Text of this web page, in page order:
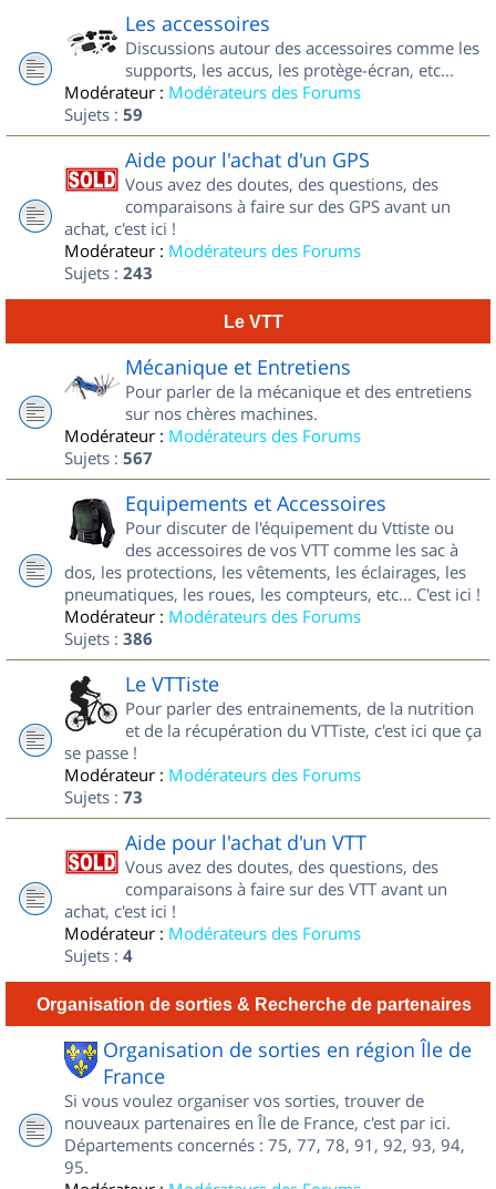
Les accessoires
Discussions autour des accessoires comme les
supports, les accus, les protège-écran, etc...
Modérateur : Modérateurs des Forums
Sujets : 59
Aide pour l'achat d'un GPS
Vous avez des doutes, des questions, des
comparaisons à faire sur des GPS avant un
achat, c'est ici !
Modérateur : Modérateurs des Forums
Sujets : 243
Le VTT
Mécanique et Entretiens
Pour parler de la mécanique et des entretiens
sur nos chères machines.
Modérateur : Modérateurs des Forums
Sujets : 567
Equipements et Accessoires
Pour discuter de l'équipement du Vttiste ou
des accessoires de vos VTT comme les sac à
dos, les protections, les vêtements, les éclairages, les
pneumatiques, les roues, les compteurs, etc... C'est ici !
Modérateur : Modérateurs des Forums
Sujets : 386
Le VTTiste
Pour parler des entrainements, de la nutrition
et de la récupération du VTTiste, c'est ici que ça
se passe !
Modérateur : Modérateurs des Forums
Sujets : 73
Aide pour l'achat d'un VTT
Vous avez des doutes, des questions, des
comparaisons à faire sur des VTT avant un
achat, c'est ici !
Modérateur : Modérateurs des Forums
Sujets : 4
Organisation de sorties & Recherche de partenaires
Organisation de sorties en région Île de
France
Si vous voulez organiser vos sorties, trouver de
nouveaux partenaires en Île de France, c'est par ici.
Départements concernés : 75, 77, 78, 91, 92, 93, 94,
95.